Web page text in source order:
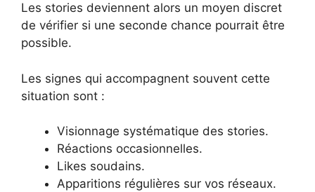
Les stories deviennent alors un moyen discret
de vérifier si une seconde chance pourrait être
possible.
Les signes qui accompagnent souvent cette
situation sont :
Visionnage systématique des stories.
Réactions occasionnelles.
Likes soudains.
Apparitions régulières sur vos réseaux.